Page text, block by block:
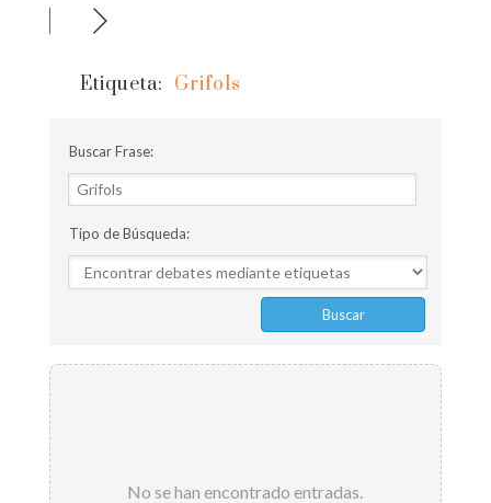
Etiqueta: Grifols
Buscar Frase:
Tipo de Búsqueda:
No se han encontrado entradas.